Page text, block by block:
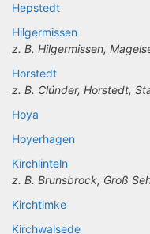
Hepstedt
Hilgermissen
z. B. Hilgermissen,
Horstedt
z. B. Clünder, Horstedt,
Hoya
Hoyerhagen
Kirchlinteln
z. B. Brunsbrock, Groß
Kirchtimke
Kirchwalsede